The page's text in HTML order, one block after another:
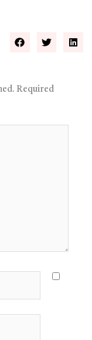
Required